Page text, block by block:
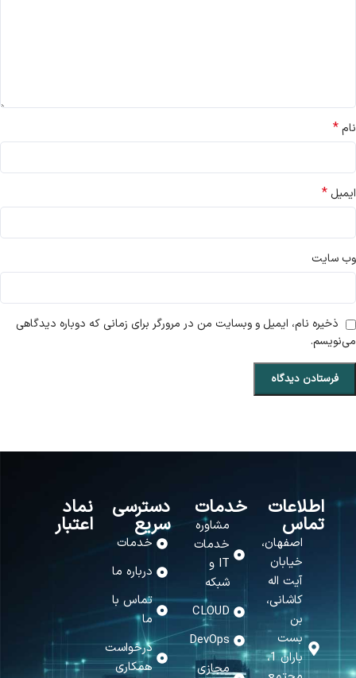
نام*
ایمیل *
وب‌ سایت
ذخیره نام، ایمیل و وبسایت من در مرورگر برای زمانی که دوباره دیدگاهی
می‌نویسم.
اطلاعات
تماس
اصفهان،
خیابان
آیت اله
کاشانی،
بن
بست
باران 1،
خدمات
مشاوره
خدمات
IT و
شبکه
CLOUD
DevOps
مجازی
دسترسی
سریع
خدمات
درباره ما
تماس با
ما
درخواست
همکاری
نماد
اعتبار